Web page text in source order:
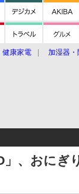
健康家電 加湿器・
、おにぎ